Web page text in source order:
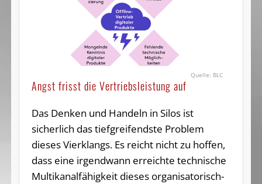
BLC
Angst frisst die Vertriebsleistung auf
Das Denken und Handeln in Silos ist
sicherlich das tiefgreifendste Problem
dieses Vierklangs. Es reicht nicht zu hoffen,
dass eine irgendwann erreichte technische
Multikanalfähigkeit dieses organisatorisch-